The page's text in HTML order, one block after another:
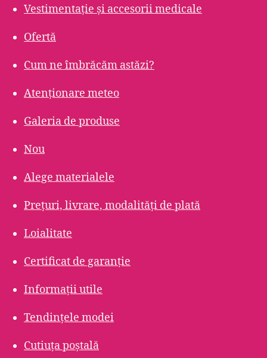
Vestimentație și accesorii medicale
Ofertă
Cum ne îmbrăcăm astăzi?
Atenționare meteo
Galeria de produse
Nou
Alege materialele
Prețuri, livrare, modalități de plată
Loialitate
Certificat de garanție
Informații utile
Tendințele modei
Cutiuța poștală